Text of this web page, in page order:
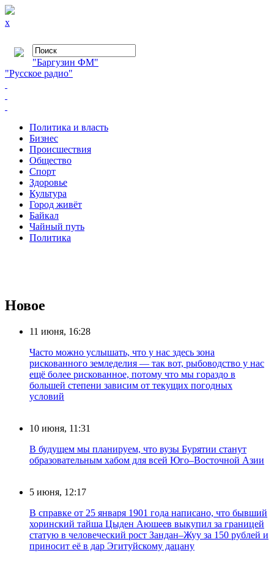
x
"Баргузин ФМ"
"Русское радио"
Политика и власть
Бизнес
Происшествия
Общество
Cпорт
Здоровье
Культура
Город живёт
Байкал
Чайный путь
Политика
Новое
11 июня, 16:28
Часто можно услышать, что у нас здесь зона
рискованного земледелия — так вот, рыбоводство у нас
ещё более рискованное, потому что мы гораздо в
большей степени зависим от текущих погодных
условий
10 июня, 11:31
В будущем мы планируем, что вузы Бурятии станут
образовательным хабом для всей Юго–Восточной Азии
5 июня, 12:17
В справке от 25 января 1901 года написано, что бывший
хоринский тайша Цыден Аюшеев выкупил за границей
статую в человеческий рост Зандан–Жуу за 150 рублей и
приносит её в дар Эгитуйскому дацану